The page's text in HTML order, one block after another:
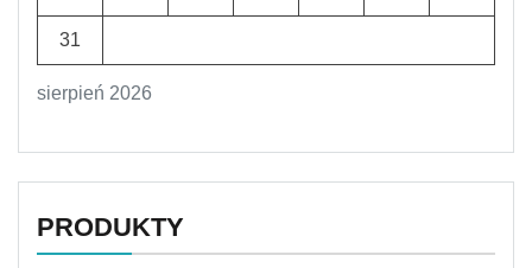
sierpień 2026
31
PRODUKTY